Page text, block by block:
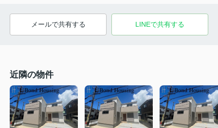
メールで共有する LINEで共有する
近隣の物件